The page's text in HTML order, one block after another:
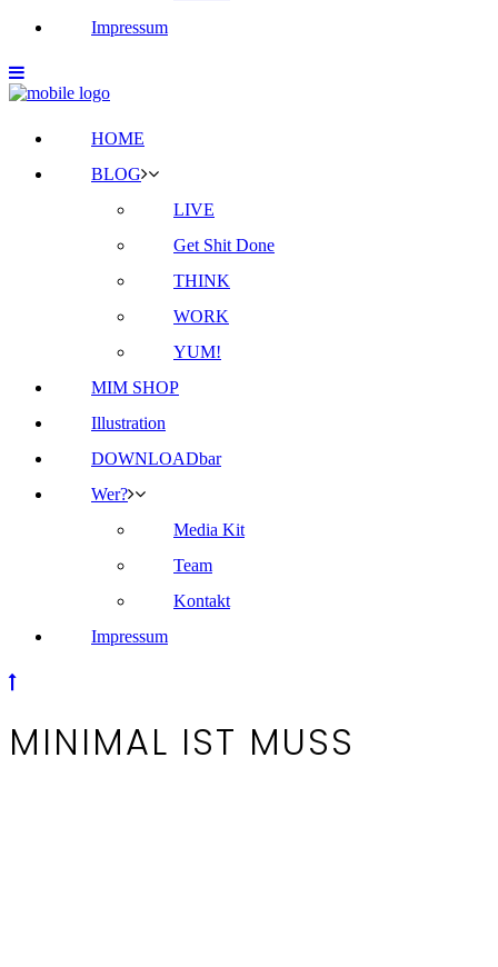
Impressum
HOME
BLOG
LIVE
Get Shit Done
THINK
WORK
YUM!
MIM SHOP
Illustration
DOWNLOADbar
Wer?
Media Kit
Team
Kontakt
Impressum
MINIMAL IST MUSS